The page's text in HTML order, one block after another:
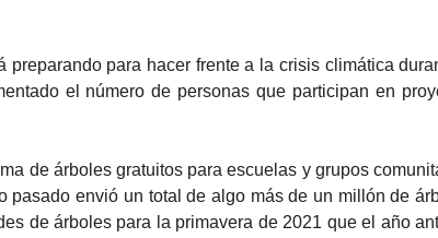
para hacer frente a la crisis climática
el número de personas que participan en
de árboles gratuitos para escuelas y grupos
pasado envió un total de algo más de un millón de
de árboles para la primavera de 2021 que el año